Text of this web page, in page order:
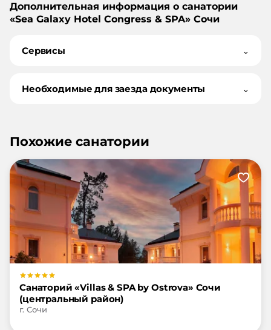
Дополнительная информация о санатории
«Sea Galaxy Hotel Congress & SPA» Сочи
Сервисы ⌄
Необходимые для заезда документы ⌄
Похожие санатории
Санаторий «Villas & SPA by Ostrova» Сочи
(центральный район)
г. Сочи